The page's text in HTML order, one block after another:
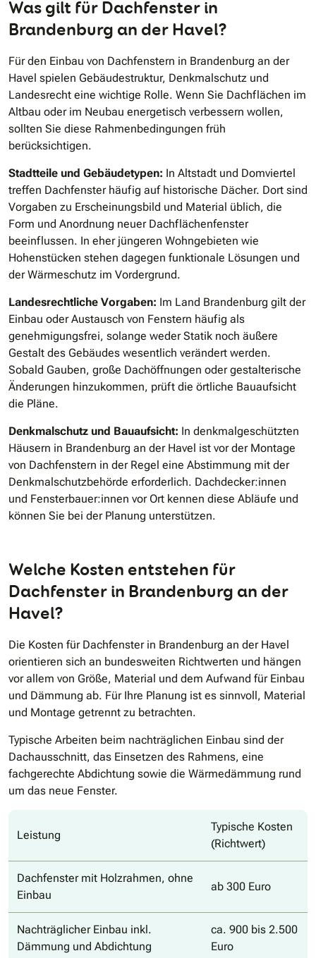
Was gilt für Dachfenster in
Brandenburg an der Havel?
Für den Einbau von Dachfenstern in Brandenburg an der
Havel spielen Gebäudestruktur, Denkmalschutz und
Landesrecht eine wichtige Rolle. Wenn Sie Dachflächen im
Altbau oder im Neubau energetisch verbessern wollen,
sollten Sie diese Rahmenbedingungen früh
berücksichtigen.
Stadtteile und Gebäudetypen: In Altstadt und Domviertel
treffen Dachfenster häufig auf historische Dächer. Dort sind
Vorgaben zu Erscheinungsbild und Material üblich, die
Form und Anordnung neuer Dachflächenfenster
beeinflussen. In eher jüngeren Wohngebieten wie
Hohenstücken stehen dagegen funktionale Lösungen und
der Wärmeschutz im Vordergrund.
Landesrechtliche Vorgaben: Im Land Brandenburg gilt der
Einbau oder Austausch von Fenstern häufig als
genehmigungsfrei, solange weder Statik noch äußere
Gestalt des Gebäudes wesentlich verändert werden.
Sobald Gauben, große Dachöffnungen oder gestalterische
Änderungen hinzukommen, prüft die örtliche Bauaufsicht
die Pläne.
Denkmalschutz und Bauaufsicht: In denkmalgeschützten
Häusern in Brandenburg an der Havel ist vor der Montage
von Dachfenstern in der Regel eine Abstimmung mit der
Denkmalschutzbehörde erforderlich. Dachdecker:innen
und Fensterbauer:innen vor Ort kennen diese Abläufe und
können Sie bei der Planung unterstützen.
Welche Kosten entstehen für
Dachfenster in Brandenburg an der
Havel?
Die Kosten für Dachfenster in Brandenburg an der Havel
orientieren sich an bundesweiten Richtwerten und hängen
vor allem von Größe, Material und dem Aufwand für Einbau
und Dämmung ab. Für Ihre Planung ist es sinnvoll, Material
und Montage getrennt zu betrachten.
Typische Arbeiten beim nachträglichen Einbau sind der
Dachausschnitt, das Einsetzen des Rahmens, eine
fachgerechte Abdichtung sowie die Wärmedämmung rund
um das neue Fenster.
Leistung
Typische Kosten
(Richtwert)
Dachfenster mit Holzrahmen, ohne
Einbau
ab 300 Euro
Nachträglicher Einbau inkl.
Dämmung und Abdichtung
ca. 900 bis 2.500
Euro